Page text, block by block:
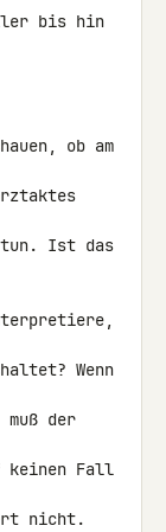
bis hin
ob am
tun. Ist das
Wenn
der
keinen Fall
nicht.